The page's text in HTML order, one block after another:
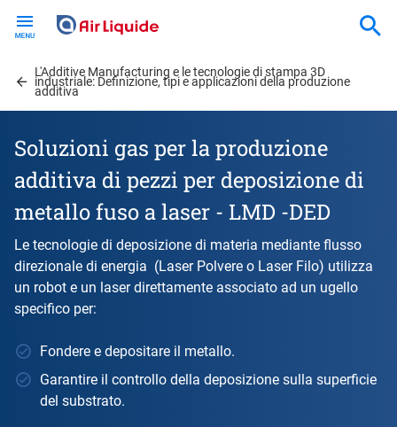
content
L'Additive Manufacturing e le tecnologie di stampa 3D
industriale: Definizione, tipi e applicazioni della produzione
additiva
Soluzioni gas per la produzione
additiva di pezzi per deposizione di
metallo fuso a laser - LMD -DED
Le tecnologie di deposizione di materia mediante flusso
direzionale di energia (Laser Polvere o Laser Filo) utilizza
un robot e un laser direttamente associato ad un ugello
specifico per:
Fondere e depositare il metallo.
Garantire il controllo della deposizione sulla superficie
del substrato.